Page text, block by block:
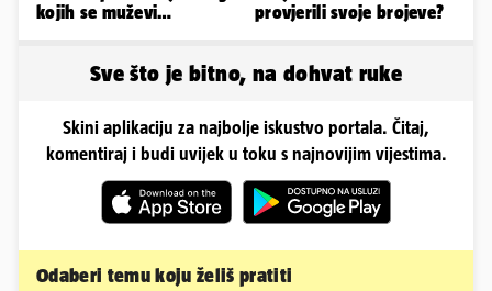
kojih se muževi
provjerili svoje brojeve?
Sve što je bitno, na dohvat ruke
Skini aplikaciju za najbolje iskustvo portala. Čitaj,
komentiraj i budi uvijek u toku s najnovijim vijestima.
Odaberi temu koju želiš pratiti